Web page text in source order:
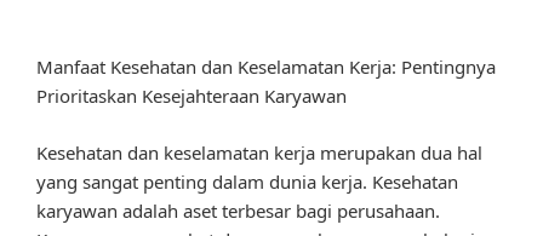
Manfaat Kesehatan dan Keselamatan Kerja: Pentingnya
Prioritaskan Kesejahteraan Karyawan
Kesehatan dan keselamatan kerja merupakan dua hal
yang sangat penting dalam dunia kerja. Kesehatan
karyawan adalah aset terbesar bagi perusahaan.